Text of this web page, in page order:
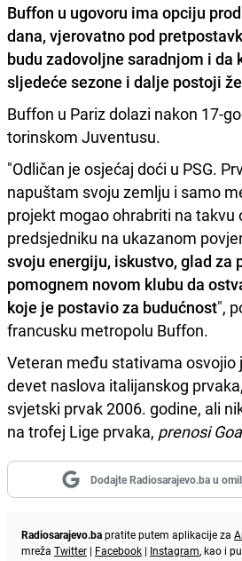
Buffon u ugovoru ima opciju
dana, vjerovatno pod
budu zadovoljne saradnjom i da
sljedeće sezone i dalje postoji
Buffon u Pariz dolazi nakon 17-
torinskom Juventusu.
"Odličan je osjećaj doći u PSG.
napuštam svoju zemlju i samo
projekt mogao ohrabriti na takvu
predsjedniku na ukazanom
svoju energiju, iskustvo, glad za
pomognem novom klubu da
koje je postavio za budućnost",
francusku metropolu Buffon.
Veteran među stativama osvojio
devet naslova italijanskog
svjetski prvak 2006. godine, ali
na trofej Lige prvaka, prenosi
Dodajte Radiosarajevo.ba u
Radiosarajevo.bapratite putem aplikacije za
mreža Twitter | Facebook | Instagram, kao i